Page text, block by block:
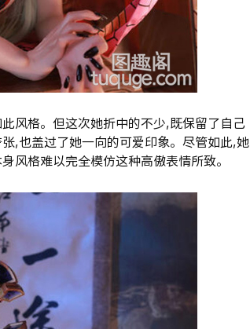
风格。但这次她折中的不少,既保留了自己
,也盖过了她一向的可爱印象。尽管如此,她
风格难以完全模仿这种高傲表情所致。